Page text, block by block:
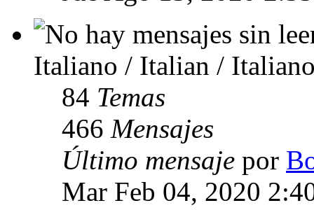
Italiano / Italian /
84 Temas
466 Mensajes
Último mensaje por
Mar Feb 04, 2020